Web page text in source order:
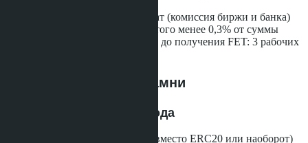
Общие издержки: около 7 050 бат (комиссия биржи и банка)
плюс 1 USDT комиссия сети. Итого менее 0,3% от суммы
сделки. Срок от перевода USDT до получения FET: 3 рабочих
Риски и подводные камни
Путаница в сетях перевода
Ошибка в выборе сети (TRC20 вместо ERC20 или наоборот)